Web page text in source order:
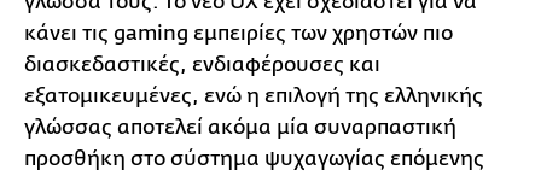
κάνει τις gaming εμπειρίες των χρηστών πιο
διασκεδαστικές, ενδιαφέρουσες και
εξατομικευμένες, ενώ η επιλογή της ελληνικής
γλώσσας αποτελεί ακόμα μία συναρπαστική
προσθήκη στο σύστημα ψυχαγωγίας επόμενης